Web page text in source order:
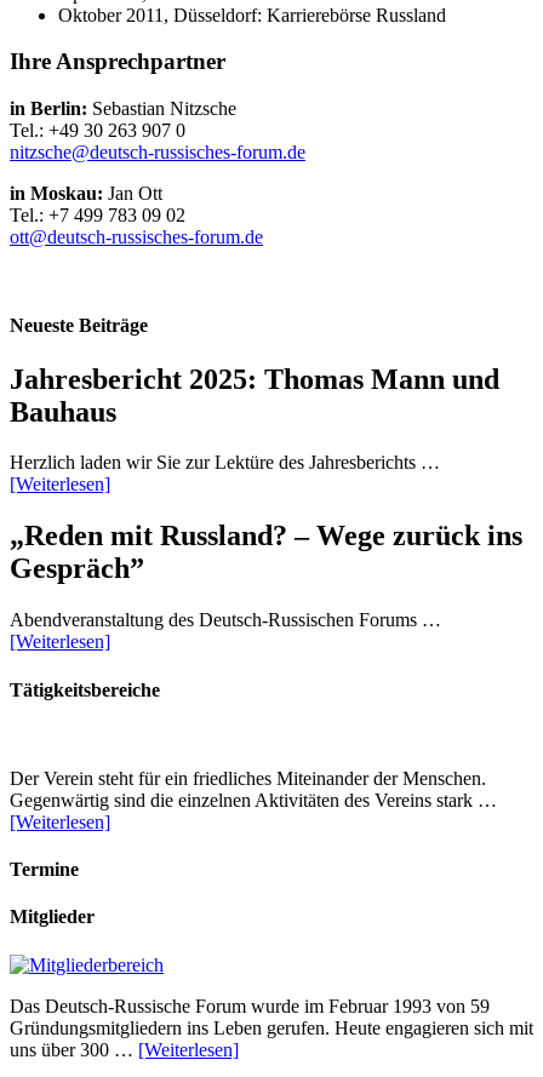
Oktober 2011, Düsseldorf: Karrierebörse Russland
Ihre Ansprechpartner
in Berlin: Sebastian Nitzsche
Tel.: +49 30 263 907 0
nitzsche@deutsch-russisches-forum.de
in Moskau: Jan Ott
Tel.: +7 499 783 09 02
ott@deutsch-russisches-forum.de
Neueste Beiträge
Jahresbericht 2025: Thomas Mann und
Bauhaus
Herzlich laden wir Sie zur Lektüre des Jahresberichts …
[Weiterlesen]
„Reden mit Russland? – Wege zurück ins
Gespräch”
Abendveranstaltung des Deutsch-Russischen Forums …
[Weiterlesen]
Tätigkeitsbereiche
Der Verein steht für ein friedliches Miteinander der Menschen.
Gegenwärtig sind die einzelnen Aktivitäten des Vereins stark …
[Weiterlesen]
Termine
Mitglieder
Das Deutsch-Russische Forum wurde im Februar 1993 von 59
Gründungsmitgliedern ins Leben gerufen. Heute engagieren sich mit
uns über 300 … [Weiterlesen]